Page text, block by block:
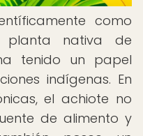
como
planta nativa de
tenido un papel
indígenas. En
el achiote no
de alimento y